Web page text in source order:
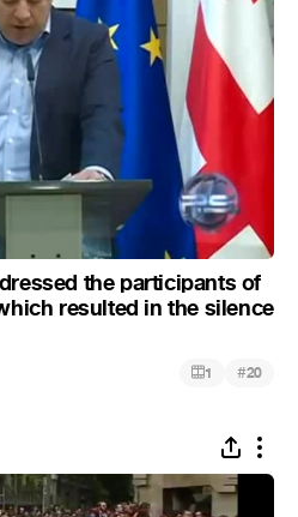
the participants of
resulted in the silence
1 #20